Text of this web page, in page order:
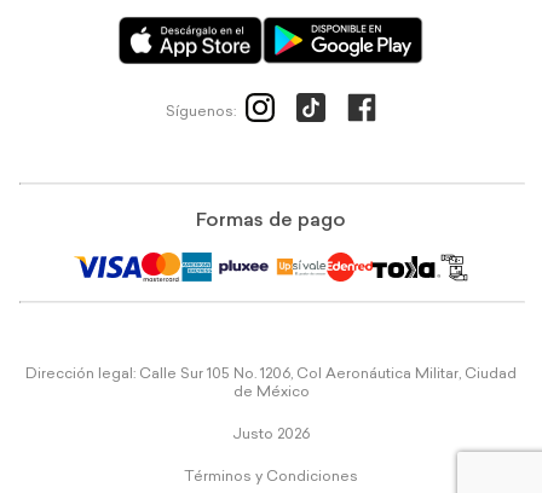
Síguenos:
Formas de pago
Dirección legal: Calle Sur 105 No. 1206, Col Aeronáutica Militar, Ciudad
de México
Justo 2026
Términos y Condiciones